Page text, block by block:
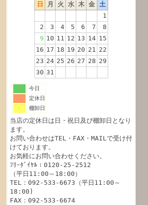
日
月 火 水 木 金 土
1
2
3 4 5 6 7
8
9 10 11 12 13 14 15
16 17 18 19 20 21 22
23 24 25 26 27 28 29
30 31
今日
定休日
棚卸日
当店の定休日は日・祝日及び棚卸日となり
ます。
お問い合わせはTEL・FAX・MAILで受け付
けております。
お気軽にお問い合わせください。
ﾌﾘｰﾀﾞｲﾔﾙ：0120-25-2512
（平日11:00～18:00）
TEL：092-533-6673（平日11:00～
18:00)
FAX：092-533-6674